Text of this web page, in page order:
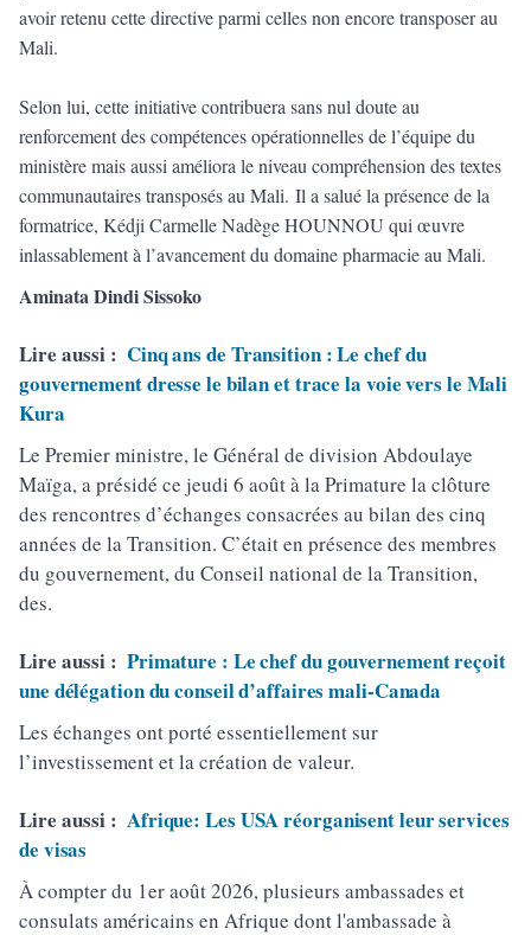
avoir retenu cette directive parmi celles non encore transposer au
Mali.
Selon lui, cette initiative contribuera sans nul doute au
renforcement des compétences opérationnelles de l’équipe du
ministère mais aussi améliora le niveau compréhension des textes
communautaires transposés au Mali. Il a salué la présence de la
formatrice, Kédji Carmelle Nadège HOUNNOU qui œuvre
inlassablement à l’avancement du domaine pharmacie au Mali.
Aminata Dindi Sissoko
Lire aussi : Cinq ans de Transition : Le chef du
gouvernement dresse le bilan et trace la voie vers le Mali
Kura
Le Premier ministre, le Général de division Abdoulaye
Maïga, a présidé ce jeudi 6 août à la Primature la clôture
des rencontres d’échanges consacrées au bilan des cinq
années de la Transition. C’était en présence des membres
du gouvernement, du Conseil national de la Transition,
des.
Lire aussi : Primature : Le chef du gouvernement reçoit
une délégation du conseil d’affaires mali-Canada
Les échanges ont porté essentiellement sur
l’investissement et la création de valeur.
Lire aussi : Afrique: Les USA réorganisent leur services
de visas
À compter du 1er août 2026, plusieurs ambassades et
consulats américains en Afrique dont l'ambassade à